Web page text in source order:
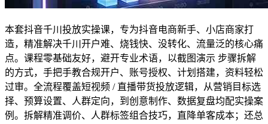
本套抖音千川投放实操课，专为抖音电商新手、小店商家打
造，精准解决千川开户难、烧钱快、没转化、流量泛的核心痛
点。课程零基础友好，避开专业术语，以截图演示 步骤拆解
的方式，手把手教合规开户、账号授权、计划搭建，资料轻松
过审。全流程覆盖短视频 / 直播带货投放逻辑，从营销目标选
择、预算设置、人群定向，到创意制作、数据复盘均配实操案
例。拆解精准调价、人群标签组合技巧，直降单客成本；还总